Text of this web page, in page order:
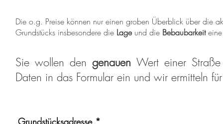
Die o.g. Preise können nur einen groben Überblick über die
Grundstücks insbesondere die Lage und die Bebaubarkeit
Sie wollen den genauen Wert einer
Daten in das Formular ein und wir ermitteln